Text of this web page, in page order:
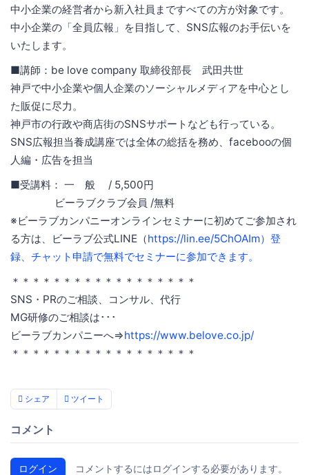
中小企業の経営者から新入社員まですべての方が対象です。
中小企業の「全員広報」を目指して、SNS広報のお手伝いを
いたします。
■講師：be love company 取締役部長 武田共世
神戸で中小企業や個人企業のソーシャルメディアを中心とし
た販促に尽力。
神戸市の行政や商店街のSNSサポートなども行っている。
SNS広報担当養成講座では全体の総括を務め、facebooの個
人編・広告を担当
■受講料： 一 般 / 5,500円
ビーラブクラブ会員 /無料
※ビーラブカンパニーオンラインセミナーに初めてご参加され
る方は、ビーラブ公式LINE（https://lin.ee/5ChOAIm）登
録、チャット申請で無料でセミナーに参加できます。
＊＊＊＊＊＊＊＊＊＊＊＊＊＊＊＊＊＊
SNS・PRのご相談、コンサル、代行
MG研修のご相談は･･･
ビーラブカンパニーへ⇒https://www.belove.co.jp/
＊＊＊＊＊＊＊＊＊＊＊＊＊＊＊＊＊＊
シェア ツイート
コメント
ログイン コメントするにはログインする必要があります。